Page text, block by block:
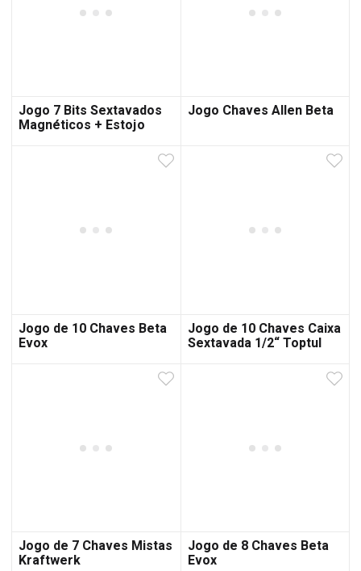
Jogo 7 Bits Sextavados
Magnéticos + Estojo
Jogo Chaves Allen Beta
Jogo de 10 Chaves Beta
Evox
Jogo de 10 Chaves Caixa
Sextavada 1/2“ Toptul
Jogo de 7 Chaves Mistas
Kraftwerk
Jogo de 8 Chaves Beta
Evox